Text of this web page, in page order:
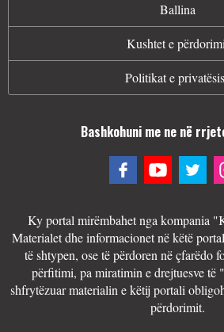
Ballina
Kushtet e
Politikat e
Bashkohuni me ne në
Ky portal mirëmbahet nga kompania
Materialet dhe informacionet në këtë
të shtypen, ose të përdoren në çfarëdo
përfitimi, pa miratimin e drejtuesve të
shfrytëzuar materialin e këtij portali
përdorimit.